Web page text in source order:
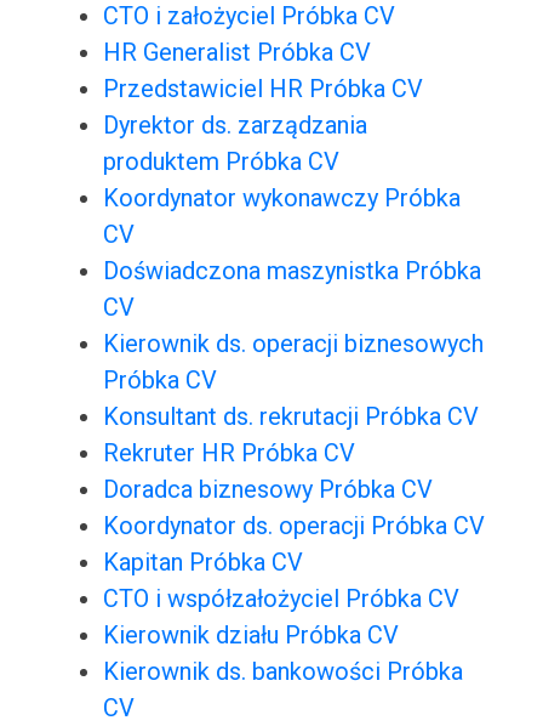
CTO i założyciel Próbka CV
HR Generalist Próbka CV
Przedstawiciel HR Próbka CV
Dyrektor ds. zarządzania
produktem Próbka CV
Koordynator wykonawczy Próbka
CV
Doświadczona maszynistka Próbka
CV
Kierownik ds. operacji biznesowych
Próbka CV
Konsultant ds. rekrutacji Próbka CV
Rekruter HR Próbka CV
Doradca biznesowy Próbka CV
Koordynator ds. operacji Próbka CV
Kapitan Próbka CV
CTO i współzałożyciel Próbka CV
Kierownik działu Próbka CV
Kierownik ds. bankowości Próbka
CV